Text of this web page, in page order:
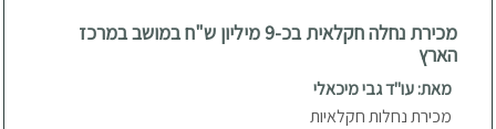
מכירת נחלה חקלאית בכ-9 מיליון ש"ח במושב במרכז
הארץ
מאת: עו"ד גבי מיכאלי
מכירת נחלות חקלאיות